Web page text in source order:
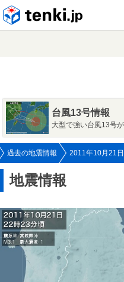
台風13号情報
大型で強い台風13号
過去の地震情報 2011年10月21日
地震情報